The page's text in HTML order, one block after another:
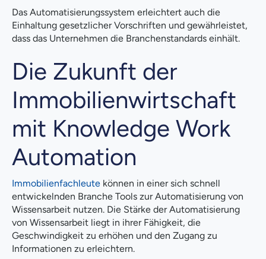
Das Automatisierungssystem erleichtert auch die
Einhaltung gesetzlicher Vorschriften und gewährleistet,
dass das Unternehmen die Branchenstandards einhält.
Die Zukunft der
Immobilienwirtschaft
mit Knowledge Work
Automation
Immobilienfachleute können in einer sich schnell
entwickelnden Branche Tools zur Automatisierung von
Wissensarbeit nutzen. Die Stärke der Automatisierung
von Wissensarbeit liegt in ihrer Fähigkeit, die
Geschwindigkeit zu erhöhen und den Zugang zu
Informationen zu erleichtern.